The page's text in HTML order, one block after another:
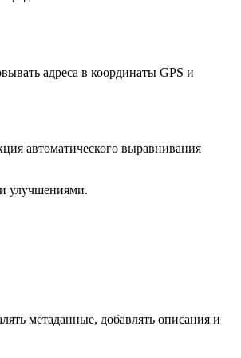
адреса в координаты GPS и
автоматического выравнивания
улучшениями.
метаданные, добавлять описания и